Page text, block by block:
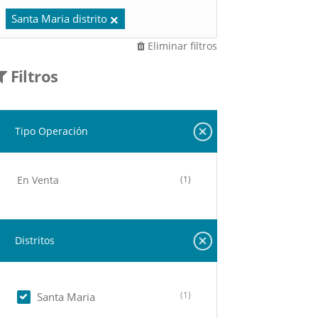
Santa Maria distrito
Eliminar filtros
Filtros
Tipo Operación
En Venta (1)
Distritos
Santa Maria (1)